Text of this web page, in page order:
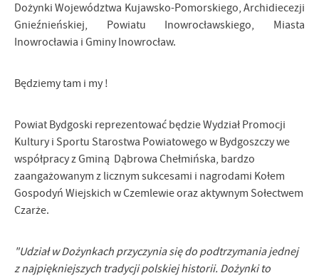
Dożynki Województwa Kujawsko-Pomorskiego, Archidiecezji
Gnieźnieńskiej, Powiatu Inowrocławskiego, Miasta
Inowrocławia i Gminy Inowrocław.
Będziemy tam i my !
Powiat Bydgoski reprezentować będzie Wydział Promocji
Kultury i Sportu Starostwa Powiatowego w Bydgoszczy we
współpracy z Gminą Dąbrowa Chełmińska, bardzo
zaangażowanym z licznym sukcesami i nagrodami Kołem
Gospodyń Wiejskich w Czemlewie oraz aktywnym Sołectwem
Czarże.
"Udział w Dożynkach przyczynia się do podtrzymania jednej
z najpiękniejszych tradycji polskiej historii. Dożynki to